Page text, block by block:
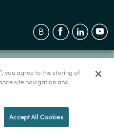
you agree to the storing of
site navigation and
Accept All Cookies